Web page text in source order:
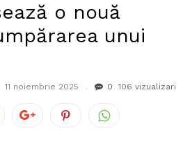
o nouă
unui
11 noiembrie 2025 0 106 vizualizari